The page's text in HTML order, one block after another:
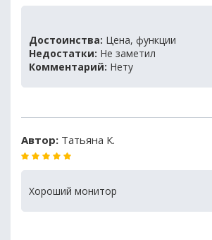
Достоинства: Цена, функции
Недостатки: Не заметил
Комментарий: Нету
Автор: Татьяна К.
Хороший монитор